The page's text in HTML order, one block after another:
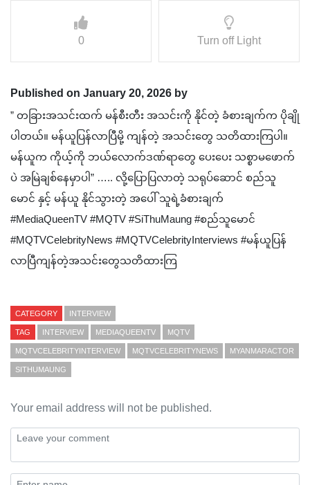
0 Turn off Light
Published on January 20, 2026 by
” တခြားအသင်းထက် မန်စီးတီး အသင်းကို နိုင်တဲ့ ခံစားချက်က ပိုချို
ပါတယ်။ မန်ယူပြန်လာပြီမို့ ကျန်တဲ့ အသင်းတွေ သတိထားကြပါ။
မန်ယူက ကိုယ့်ကို ဘယ်လောက်ဒဏ်ရာတွေ ပေးပေး သစ္စာမဖောက်
ပဲ အမြဲချစ်နေမှာပါ” ….. လို့ပြောပြလာတဲ့ သရုပ်ဆောင် စည်သူ
မောင် နှင့် မန်ယူ နိုင်သွားတဲ့ အပေါ် သူရဲ့ခံစားချက်
#MediaQueenTV #MQTV #SiThuMaung #စည်သူမောင်
‎#MQTVCelebrityNews #MQTVCelebrityInterviews #မန်ယူပြန်
လာပြီကျန်တဲ့အသင်းတွေသတိထားကြ
CATEGORY INTERVIEW
TAG INTERVIEW MEDIAQUEENTV MQTV
MQTVCELEBRITYINTERVIEW MQTVCELEBRITYNEWS MYANMARACTOR
SITHUMAUNG
Your email address will not be published.